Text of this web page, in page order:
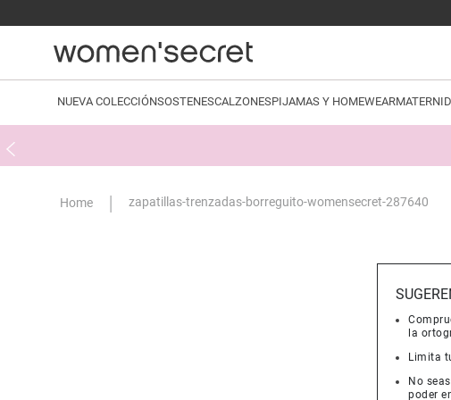
NUEVA COLECCIÓNSOSTENESCALZONESPIJAMAS Y HOMEWEAR
zapatillas-trenzadas-borreguito-womensecret-287640
la
Limita
No
poder